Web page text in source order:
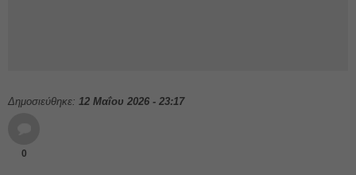
Δημοσιεύθηκε: 12 Μαΐου 2026 - 23:17
0